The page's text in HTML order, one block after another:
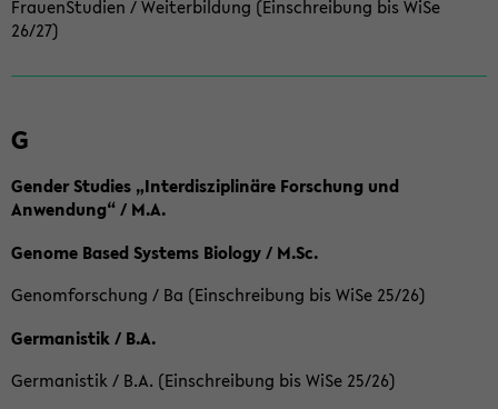
FrauenStudien / Weiterbildung (Einschreibung bis WiSe
26/27)
G
Gender Studies „Interdisziplinäre Forschung und
Anwendung“ / M.A.
Genome Based Systems Biology / M.Sc.
Genomforschung / Ba (Einschreibung bis WiSe 25/26)
Germanistik / B.A.
Germanistik / B.A. (Einschreibung bis WiSe 25/26)